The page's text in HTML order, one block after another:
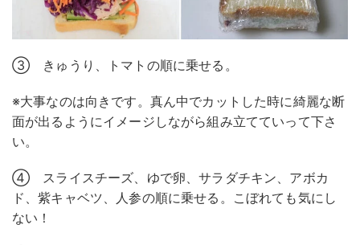
③ きゅうり、トマトの順に乗せる。
※大事なのは向きです。真ん中でカットした時に綺麗な断
面が出るようにイメージしながら組み立てていって下さ
い。
④ スライスチーズ、ゆで卵、サラダチキン、アボカ
ド、紫キャベツ、人参の順に乗せる。こぼれても気にし
ない！